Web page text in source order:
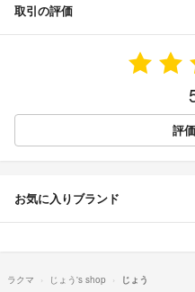
取引の評価
評
お気に入りブランド
ラクマ じょう's shop じょう